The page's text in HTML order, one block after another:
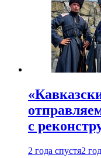
с
2 года спустя2